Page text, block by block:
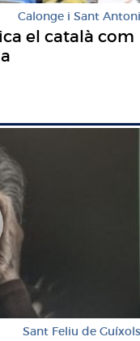
Calonge i Sant Antoni
el català com
Sant Feliu de Guíxols